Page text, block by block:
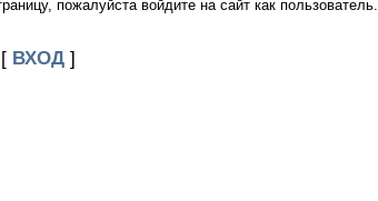
пожалуйста войдите на сайт как пользователь.
[ ВХОД]